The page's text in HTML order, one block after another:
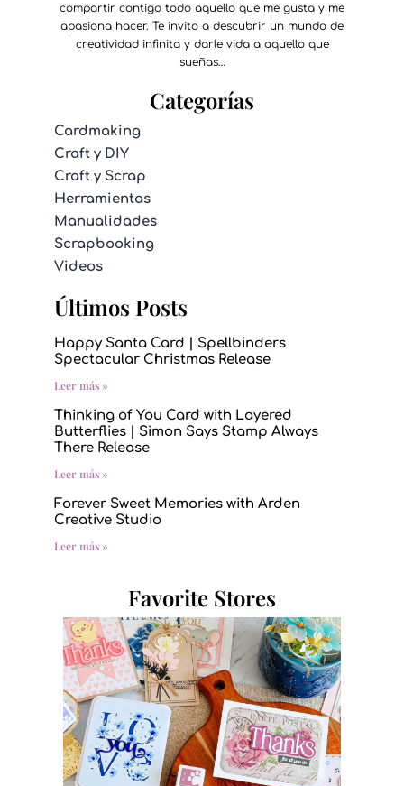
compartir contigo todo aquello que me gusta y me
apasiona hacer. Te invito a descubrir un mundo de
creatividad infinita y darle vida a aquello que
sueñas…
Categorías
Cardmaking
Craft y DIY
Craft y Scrap
Herramientas
Manualidades
Scrapbooking
Videos
Últimos Posts
Happy Santa Card | Spellbinders
Spectacular Christmas Release
Leer más »
Thinking of You Card with Layered
Butterflies | Simon Says Stamp Always
There Release
Leer más »
Forever Sweet Memories with Arden
Creative Studio
Leer más »
Favorite Stores